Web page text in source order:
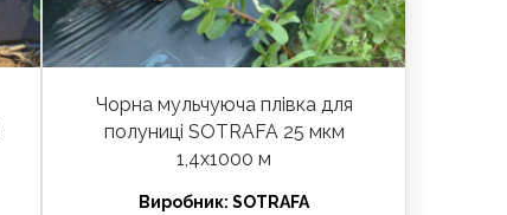
Чорна мульчуюча плівка для
полуниці SOTRAFA 25 мкм
1,4х1000 м
Виробник:SOTRAFA